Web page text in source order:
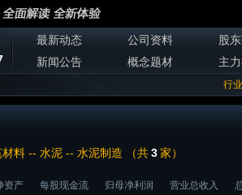
最新动态 公司资料
股
新闻公告
概念题材 主
行
材料 -- 水泥 -- 水泥制造 （共3家）
资产 每股现金流 归母净利润 营业总收入